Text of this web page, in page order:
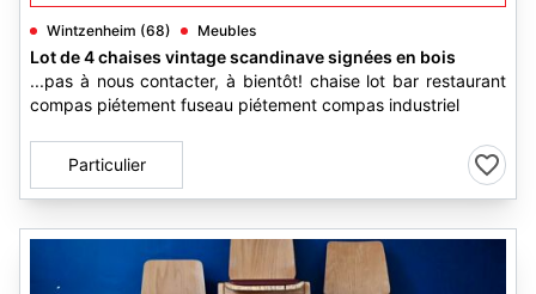
Wintzenheim (68) Meubles
Lot de 4 chaises vintage scandinave signées en bois
...pas à nous contacter, à bientôt! chaise lot bar restaurant
compas piétement fuseau piétement compas industriel
Particulier